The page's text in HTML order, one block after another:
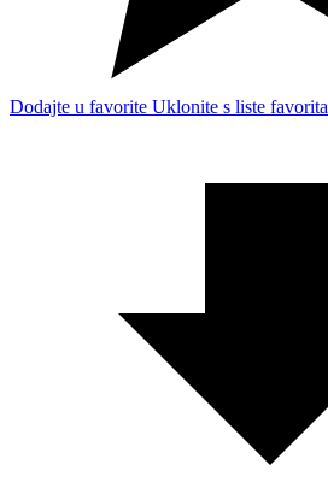
Dodajte u favorite Uklonite s liste favorita